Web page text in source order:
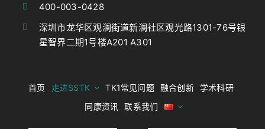
400-003-0428
深圳市龙华区观澜街道新澜社区观光路1301-76号银
星智界二期1号楼A201 A301
首页 走进SSTK TK1常见问题 融合创新 学术科研
同康资讯
联系我们